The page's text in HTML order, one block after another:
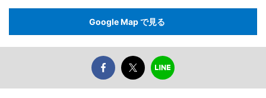
Google Map で見る